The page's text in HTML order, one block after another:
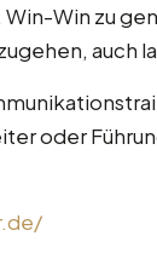
Win zu
auch
oder